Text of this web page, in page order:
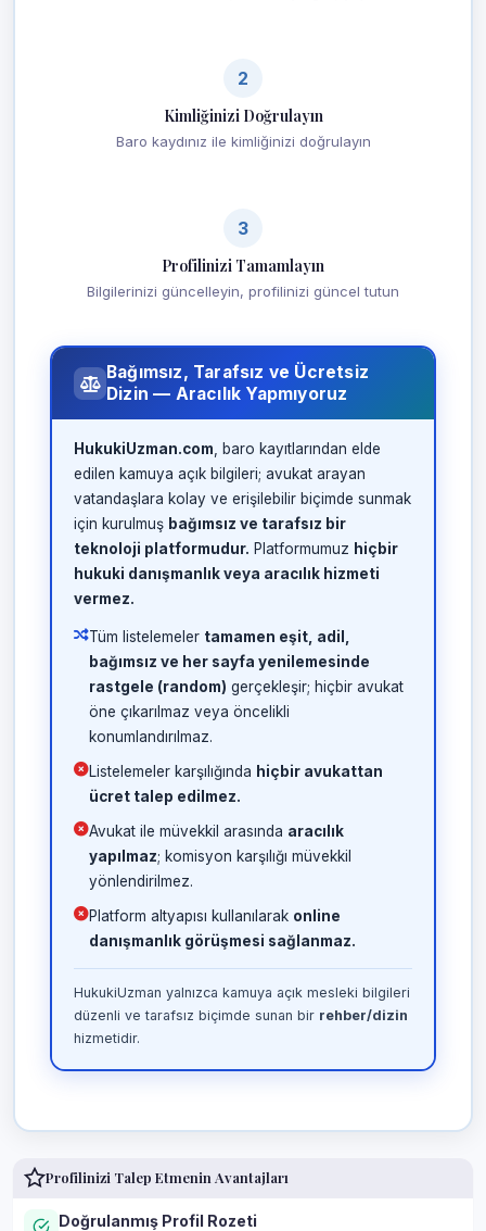
2
Kimliğinizi Doğrulayın
Baro kaydınız ile kimliğinizi doğrulayın
3
Profilinizi Tamamlayın
Bilgilerinizi güncelleyin, profilinizi güncel tutun
Bağımsız, Tarafsız ve Ücretsiz
Dizin — Aracılık Yapmıyoruz
HukukiUzman.com , baro kayıtlarından elde
edilen kamuya açık bilgileri; avukat arayan
vatandaşlara kolay ve erişilebilir biçimde sunmak
için kurulmuş bağımsız ve tarafsız bir
teknoloji platformudur. Platformumuz hiçbir
hukuki danışmanlık veya aracılık hizmeti
vermez.
Tüm listelemeler tamamen eşit, adil,
bağımsız ve her sayfa yenilemesinde
rastgele (random) gerçekleşir; hiçbir avukat
öne çıkarılmaz veya öncelikli
konumlandırılmaz.
Listelemeler karşılığında hiçbir avukattan
ücret talep edilmez.
Avukat ile müvekkil arasında aracılık
yapılmaz; komisyon karşılığı müvekkil
yönlendirilmez.
Platform altyapısı kullanılarak online
danışmanlık görüşmesi sağlanmaz.
HukukiUzman yalnızca kamuya açık mesleki bilgileri
düzenli ve tarafsız biçimde sunan bir rehber/dizin
hizmetidir.
Profilinizi Talep Etmenin Avantajları
Doğrulanmış Profil Rozeti